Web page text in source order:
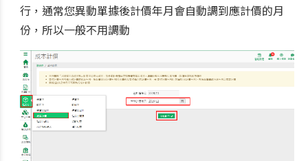
行，通常您異動單據後計價年月會自動調到應計價的月
份，所以一般不用調動